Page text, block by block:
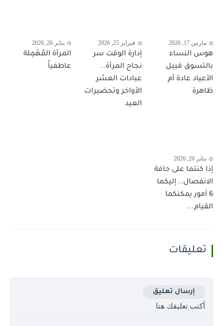
مارس 17, 2026
هوس النساء
بالتسوق قبيل
الأعياد عادة أم
ظاهرة
فبراير 25, 2026
إدارة الوقت سر
نجاح المرأة..
عبادات العشر
الأواخر وتحضيرات
العيد
يناير 26, 2026
المرأة المُهْمِلة
عاطفياً
يناير 26, 2026
إذا كنتما على حافة
الانفصال.. إليكما
6 أمور يمكنكما
القيام...
تعليقات
إرسال تعليق
أكتب تعليقك هتا